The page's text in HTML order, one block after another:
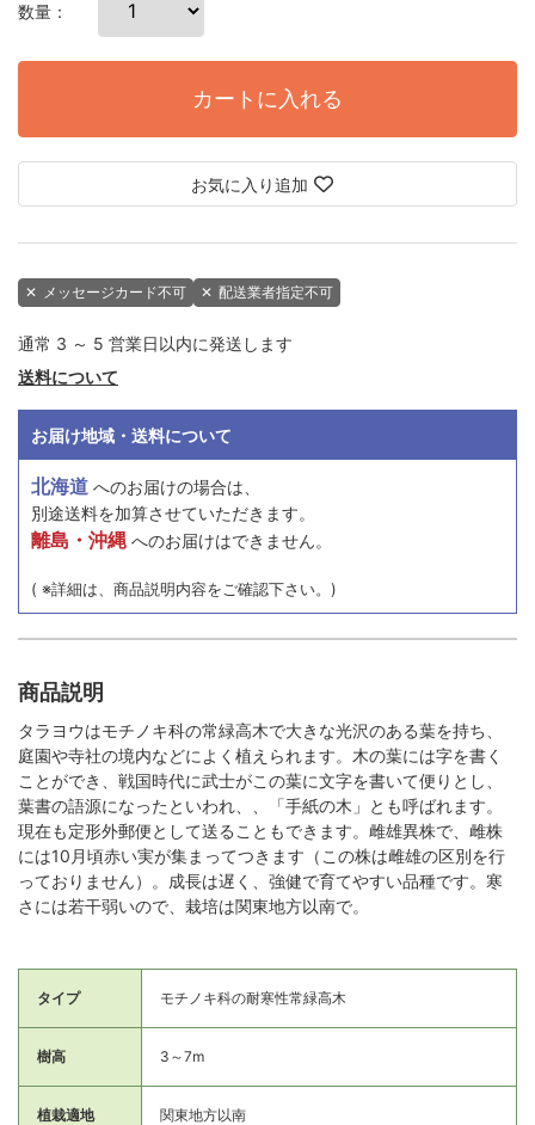
数量：
カートに入れる
お気に入り追加
✕ メッセージカード不可 ✕ 配送業者指定不可
通常 3 ～ 5 営業日以内に発送します
送料について
お届け地域・送料について
北海道 へのお届けの場合は、
別途送料を加算させていただきます。
離島・沖縄 へのお届けはできません。
( ※詳細は、商品説明内容をご確認下さい。)
商品説明
タラヨウはモチノキ科の常緑高木で大きな光沢のある葉を持ち、
庭園や寺社の境内などによく植えられます。木の葉には字を書く
ことができ、戦国時代に武士がこの葉に文字を書いて便りとし、
葉書の語源になったといわれ、、「手紙の木」とも呼ばれます。
現在も定形外郵便として送ることもできます。雌雄異株で、雌株
には10月頃赤い実が集まってつきます（この株は雌雄の区別を行
っておりません）。成長は遅く、強健で育てやすい品種です。寒
さには若干弱いので、栽培は関東地方以南で。
タイプ モチノキ科の耐寒性常緑高木
樹高 3～7m
植栽適地 関東地方以南